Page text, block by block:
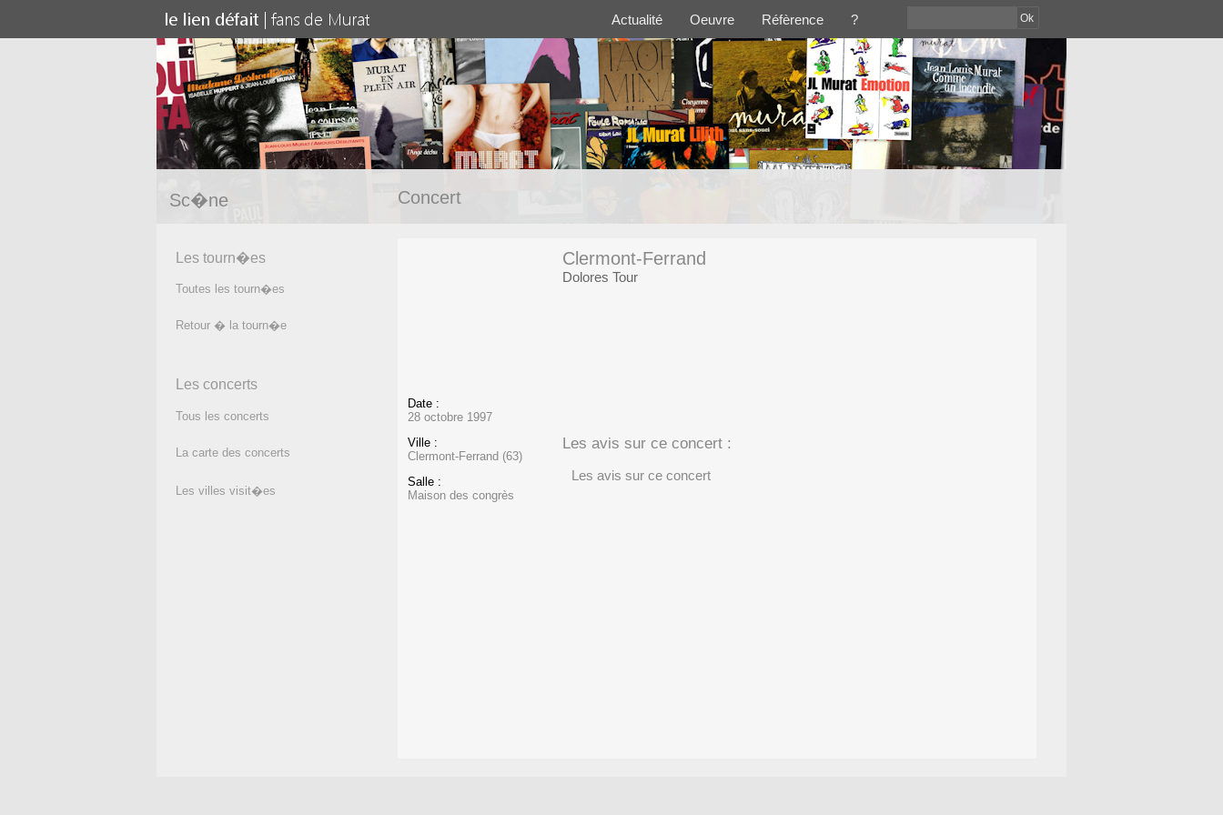
Sc�ne Concert
Les tourn�es
Toutes les tourn�es
Retour � la tourn�e
Les concerts
Tous les concerts
La carte des concerts
Les villes visit�es
Date :
28 octobre 1997
Ville :
Clermont-Ferrand (63)
Salle :
Maison des congrès
Clermont-Ferrand
Dolores Tour
Les avis sur ce concert :
Les avis sur ce concert
Ok
Actualité Oeuvre Réfèrence ?